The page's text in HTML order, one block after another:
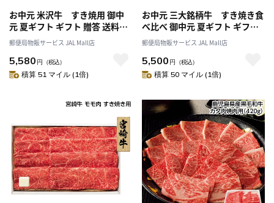
お中元 米沢牛 すき焼用 御中
元 夏ギフト ギフト 贈答 送料込
み
郵便局物販サービス JAL Mall店
5,580 円 （税込）
積算 51 マイル (1倍)
お中元 三大銘柄牛 すき焼き食
べ比べ 御中元 夏ギフト ギフト
贈答 送料込み
郵便局物販サービス JAL Mall店
5,500 円 （税込）
積算 50 マイル (1倍)